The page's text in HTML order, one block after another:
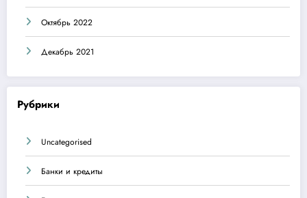
Октябрь 2022
Декабрь 2021
Рубрики
Uncategorised
Банки и кредиты